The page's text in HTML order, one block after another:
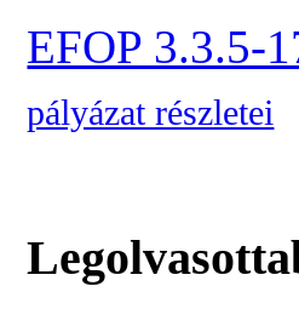
EFOP 3.3.5-
pályázat részletei